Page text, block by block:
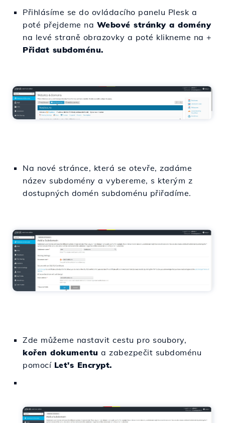
Přihlásíme se do ovládacího panelu Plesk a
poté přejdeme na Webové stránky a domény
na levé straně obrazovky a poté klikneme na +
Přidat subdoménu.
Na nové stránce, která se otevře, zadáme
název subdomény a vybereme, s kterým z
dostupných domén subdoménu přiřadíme.
Zde můžeme nastavit cestu pro soubory,
kořen dokumentu a zabezpečit subdoménu
pomocí Let's Encrypt.